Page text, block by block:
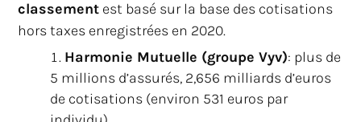
classement est basé sur la base des cotisations
hors taxes enregistrées en 2020.
Harmonie Mutuelle (groupe Vyv): plus de
5 millions d’assurés, 2,656 milliards d’euros
de cotisations (environ 531 euros par